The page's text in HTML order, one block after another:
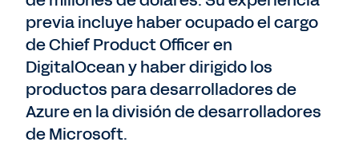
previa incluye haber ocupado el cargo
de Chief Product Officer en
DigitalOcean y haber dirigido los
productos para desarrolladores de
Azure en la división de desarrolladores
de Microsoft.